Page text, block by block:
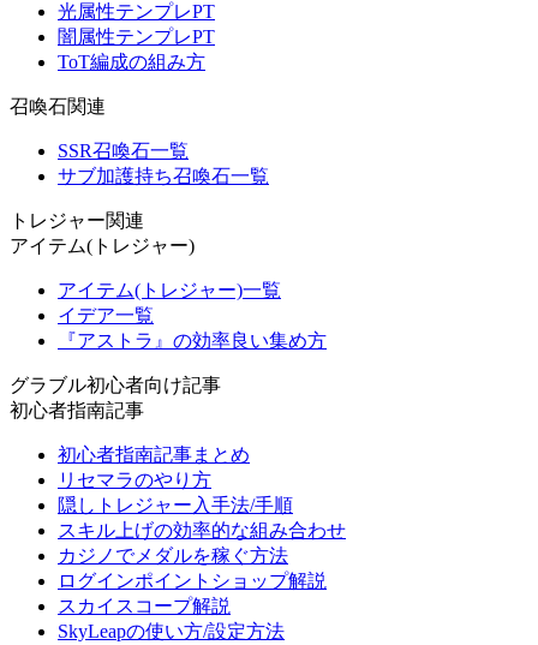
光属性テンプレPT
闇属性テンプレPT
ToT編成の組み方
召喚石関連
SSR召喚石一覧
サブ加護持ち召喚石一覧
トレジャー関連
アイテム(トレジャー)
アイテム(トレジャー)一覧
イデア一覧
『アストラ』の効率良い集め方
グラブル初心者向け記事
初心者指南記事
初心者指南記事まとめ
リセマラのやり方
隠しトレジャー入手法/手順
スキル上げの効率的な組み合わせ
カジノでメダルを稼ぐ方法
ログインポイントショップ解説
スカイスコープ解説
SkyLeapの使い方/設定方法